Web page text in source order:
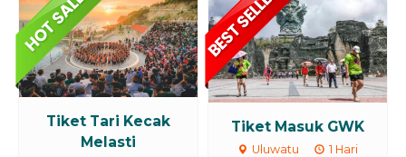
Tiket Tari Kecak
Melasti
Tiket Masuk GWK
Uluwatu 1 Hari